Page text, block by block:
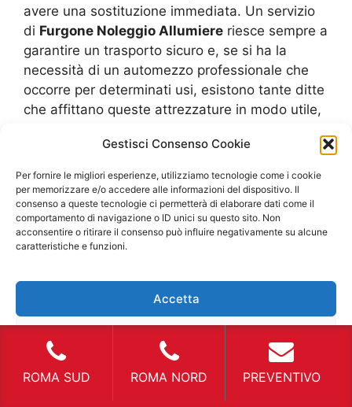
Gestisci Consenso Cookie
Per fornire le migliori esperienze, utilizziamo tecnologie come i cookie
per memorizzare e/o accedere alle informazioni del dispositivo. Il
consenso a queste tecnologie ci permetterà di elaborare dati come il
comportamento di navigazione o ID unici su questo sito. Non
acconsentire o ritirare il consenso può influire negativamente su alcune
caratteristiche e funzioni.
Accetta
Visualizza le preferenze
avere una sostituzione immediata. Un servizio
di Furgone Noleggio Allumiere riesce sempre a
garantire un trasporto sicuro e, se si ha la
necessità di un automezzo professionale che
occorre per determinati usi, esistono tante ditte
che affittano queste attrezzature in modo utile,
improvvise sui propri mezzi di trasporto
possono essere frequenti specialmente a causa
di una manutenzione scarsa oppure per grandi
tratti di percorrenza, ma ciò non toglie che essi
sono indispensabili e quindi occorre sempre
riuscire ad avere una soluzione nell’immediato
Noleggio Allumiereper evento La creazione di
un evento è sempre molto complessa.
Occorrono diverse doti organizzative e anche
sapere quali siano gli effettivi costi da
sostenere. Anche se si è dei privati, che
vogliono avere una festa di compleanno oppure
ROMA SUD ROMA NORD PREVENTIVO